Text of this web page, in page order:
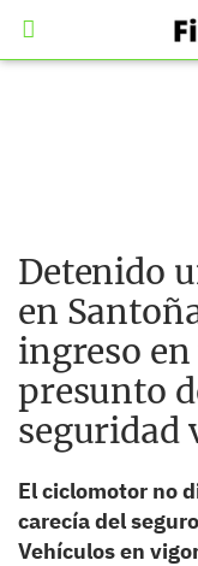
Detenido
en
ingreso
presunto
seguridad
El ciclomotor no
carecía del
Vehículos en